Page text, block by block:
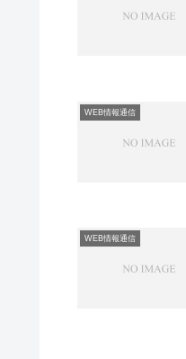
WEB情報通信
WEB情報通信